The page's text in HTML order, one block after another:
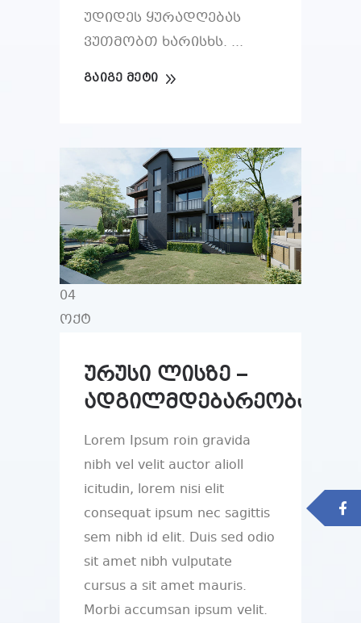
უდიდეს ყურადღებას
ვუთმობთ ხარისხს.
ᲒᲐᲘᲒᲔ ᲛᲔᲢᲘ
04
ოქტ
ურუსი ლისზე –
ადგილმდებარეობა
Lorem Ipsum roin gravida
nibh vel velit auctor alioll
icitudin, lorem nisi elit
consequat ipsum nec sagittis
sem nibh id elit. Duis sed odio
sit amet nibh vulputate
cursus a sit amet mauris.
Morbi accumsan ipsum velit.